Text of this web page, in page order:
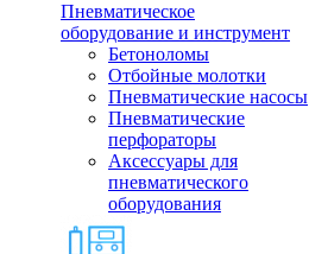
Пневматическое
оборудование и инструмент
Бетоноломы
Отбойные молотки
Пневматические насосы
Пневматические
перфораторы
Аксессуары для
пневматического
оборудования